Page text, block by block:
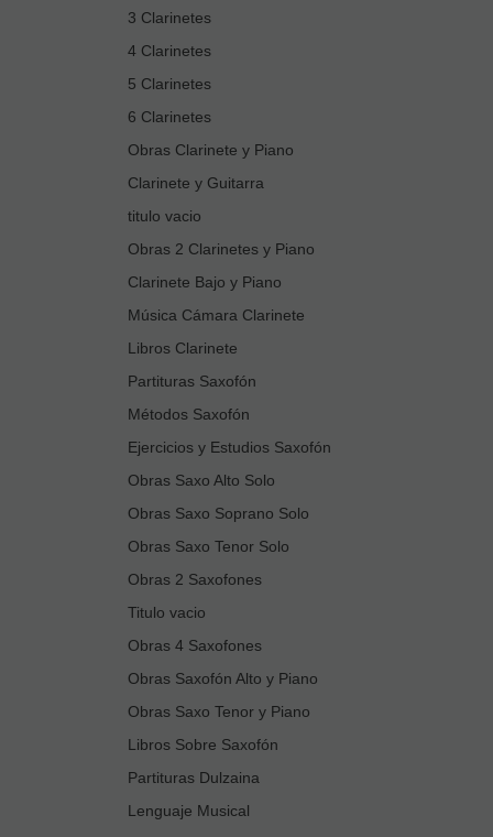
3 Clarinetes
4 Clarinetes
5 Clarinetes
6 Clarinetes
Obras Clarinete y Piano
Clarinete y Guitarra
titulo vacio
Obras 2 Clarinetes y Piano
Clarinete Bajo y Piano
Música Cámara Clarinete
Libros Clarinete
Partituras Saxofón
Métodos Saxofón
Ejercicios y Estudios Saxofón
Obras Saxo Alto Solo
Obras Saxo Soprano Solo
Obras Saxo Tenor Solo
Obras 2 Saxofones
Titulo vacio
Obras 4 Saxofones
Obras Saxofón Alto y Piano
Obras Saxo Tenor y Piano
Libros Sobre Saxofón
Partituras Dulzaina
Lenguaje Musical